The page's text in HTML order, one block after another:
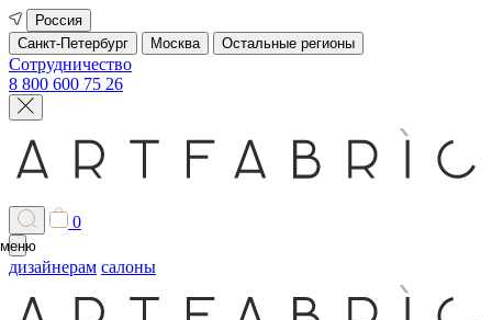
Россия
Санкт-Петербург
Москва Остальные регионы
Сотрудничество
8 800 600 75 26
0
меню
дизайнерам салоны